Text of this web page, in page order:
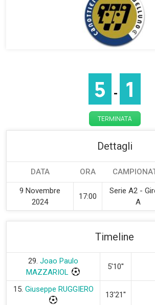
5 - 1
TERMINATA
Dettagli
DATA ORA
9 Novembre
2024
17:00
Serie A2 -
A
Timeline
29. Joao Paulo
MAZZARIOL
5'10''
15. Giuseppe RUGGIERO
13'21''